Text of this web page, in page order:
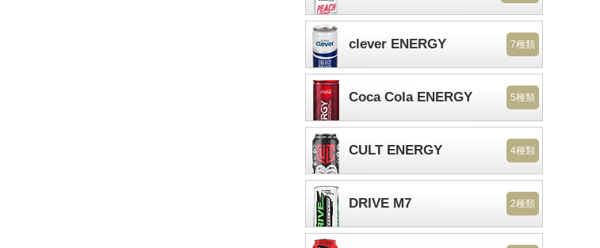
clever ENERGY 7種類
Coca Cola ENERGY 5種類
CULT ENERGY 4種類
DRIVE M7 2種類